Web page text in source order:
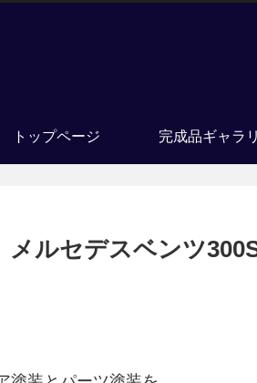
トップページ 完成品ギャラ
ルセデスベンツ